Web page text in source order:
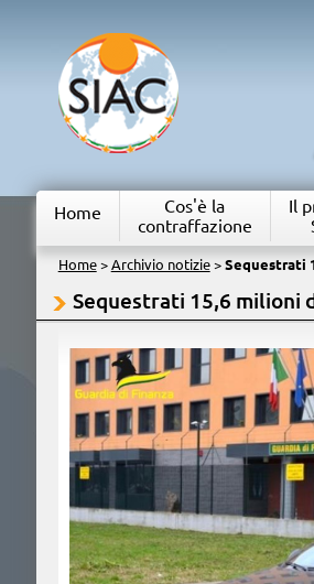
Home
Cos'è la
contraffazione
Il
Home> Archivio notizie> Sequestrati
Sequestrati 15,6 milioni